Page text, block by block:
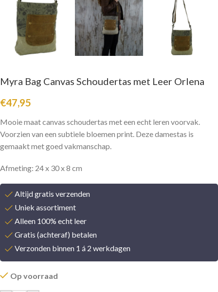
Myra Bag Canvas Schoudertas met Leer Orlena
€47,95
Mooie maat canvas schoudertas met een echt leren voorvak.
Voorzien van een subtiele bloemen print. Deze damestas is
gemaakt met goed vakmanschap.
Afmeting: 24 x 30 x 8 cm
Altijd gratis verzenden
Uniek assortiment
Alleen 100% echt leer
Gratis (achteraf) betalen
Verzonden binnen 1 á 2 werkdagen
Op voorraad